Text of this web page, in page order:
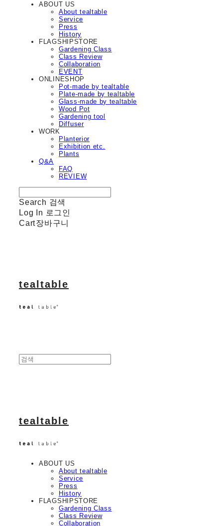
ABOUT US
About tealtable
Service
Press
History
FLAGSHIPSTORE
Gardening Class
Class Review
Collaboration
EVENT
ONLINESHOP
Pot-made by tealtable
Plate-made by tealtable
Glass-made by tealtable
Wood Pot
Gardening tool
Diffuser
WORK
Planterior
Exhibition etc.
Plants
Q&A
FAQ
REVIEW
Search 검색
Log In 로그인
Cart장바구니
tealtable
tealtable
ABOUT US
About tealtable
Service
Press
History
FLAGSHIPSTORE
Gardening Class
Class Review
Collaboration